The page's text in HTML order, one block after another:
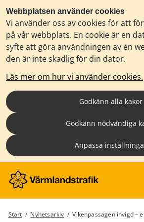
Webbplatsen använder cookies
Vi använder oss av cookies för att
på vår webbplats. En cookie är en
syfte att göra användningen av en
den är inte skadlig för din dator.
Läs mer om hur vi använder cookies.
Godkänn alla kakor
Godkänn nödvändiga
Anpassa
Start / Nyhetsarkiv / Vikenpassagen invigd –